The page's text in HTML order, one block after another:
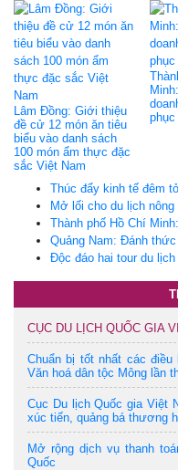
Lâm Đồng: Giới thiệu
đề cử 12 món ăn tiêu
biểu vào danh sách
100 món ẩm thực đặc
sắc Việt Nam
phục
Thúc đẩy kinh tế đêm
Mở lối cho du lịch nông
Thành phố Hồ Chí
Quảng Nam: Đánh
Độc đáo hai tour du
CỤC DU LỊCH QUỐC GIA
Chuẩn bị tốt nhất các
Văn hoá dân tộc Mông lần
Cục Du lịch Quốc gia Việt
xúc tiến, quảng bá thương
Mở rộng dịch vụ thanh
Quốc